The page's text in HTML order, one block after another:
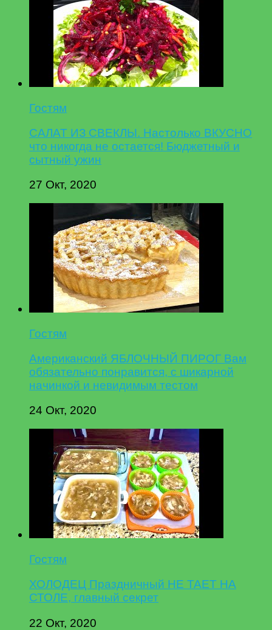
Гостям
САЛАТ ИЗ СВЕКЛЫ. Настолько ВКУСНО
что никогда не остается! Бюджетный и
сытный ужин
27 Окт, 2020
Гостям
Американский ЯБЛОЧНЫЙ ПИРОГ Вам
обязательно понравится, с шикарной
начинкой и невидимым тестом
24 Окт, 2020
Гостям
ХОЛОДЕЦ Праздничный НЕ ТАЕТ НА
СТОЛЕ, главный секрет
22 Окт, 2020